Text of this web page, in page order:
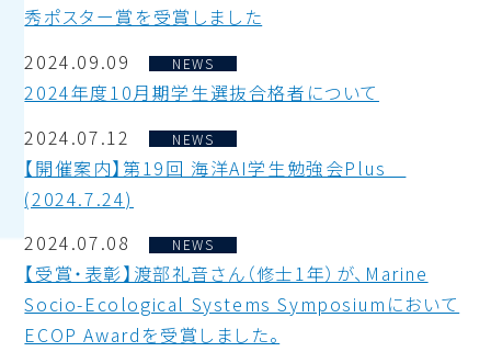
秀ポスター賞を受賞しました
2024.09.09
NEWS
2024年度10月期学生選抜合格者について
2024.07.12
NEWS
【開催案内】第19回 海洋AI学生勉強会Plus
(2024.7.24)
2024.07.08
NEWS
【受賞・表彰】渡部礼音さん（修士1年）が、Marine
Socio-Ecological Systems Symposiumにおいて
ECOP Awardを受賞しました。